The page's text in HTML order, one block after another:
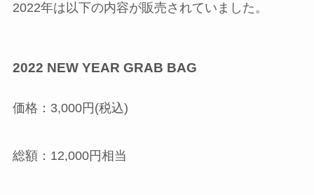
2022年は以下の内容が販売されていました。
2022 NEW YEAR GRAB BAG
価格：3,000円(税込)
総額：12,000円相当